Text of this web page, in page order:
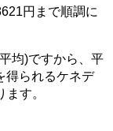
円まで順調に
均)ですから、平
得られるケネデ
す。